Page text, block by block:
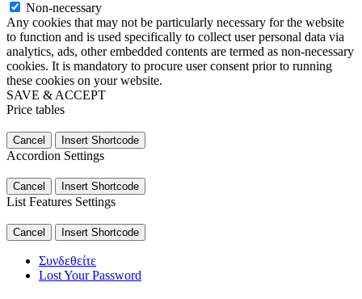
Non-necessary
Any cookies that may not be particularly necessary for the website
to function and is used specifically to collect user personal data via
analytics, ads, other embedded contents are termed as non-necessary
cookies. It is mandatory to procure user consent prior to running
these cookies on your website.
SAVE & ACCEPT
Price tables
Cancel Insert Shortcode
Accordion Settings
Cancel Insert Shortcode
List Features Settings
Cancel Insert Shortcode
Συνδεθείτε
Lost Your Password